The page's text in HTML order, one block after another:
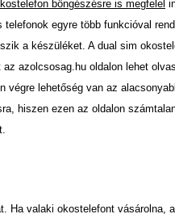
böngészésre is megfelel
telefonok egyre több funkcióval
a készüléket. A dual sim
az azolcsosag.hu oldalon lehet
végre lehetőség van az
hiszen ezen az oldalon
Ha valaki okostelefont vásárolna,